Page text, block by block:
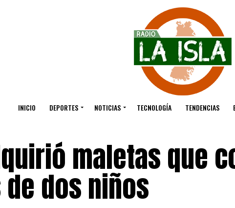
INICIO DEPORTES NOTICIAS TECNOLOGÍA TENDENCIAS
maletas que
dos niños